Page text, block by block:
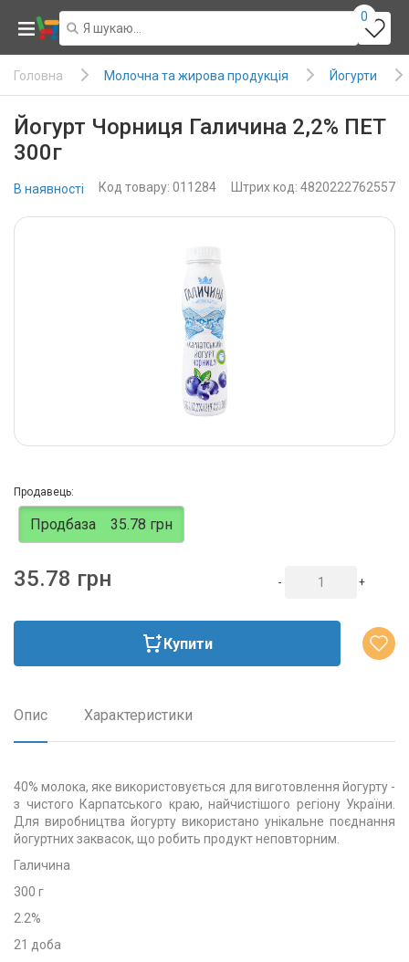
0
Головна Молочна та жирова продукція Йогурти
Йогурт Чорниця Галичина 2,2% ПЕТ
300г
В наявності Код товару: 011284 Штрих код: 4820222762557
Продавець:
Продбаза 35.78 грн
35.78 грн - +
Купити
Опис Характеристики
40% молока, яке використовується для виготовлення йогурту -
з чистого Карпатського краю, найчистішого регіону України.
Для виробництва йогурту використано унікальне поєднання
йогуртних заквасок, що робить продукт неповторним.
Галичина
300 г
2.2%
21 доба